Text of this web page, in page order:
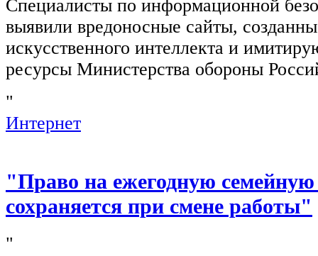
Специалисты по информационной
выявили вредоносные сайты,
искусственного интеллекта и
ресурсы Министерства обороны
"
Интернет
"Право на ежегодную
сохраняется при смене работы"
"